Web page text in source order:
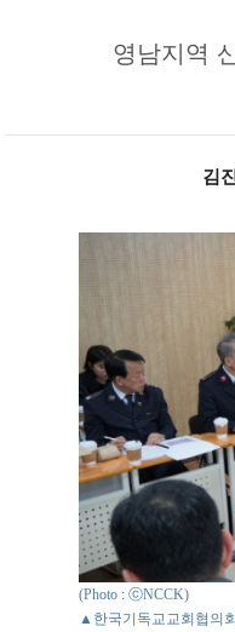
영남지역
김
(Photo : ⓒNCCK)
▲한국기독교교회협의